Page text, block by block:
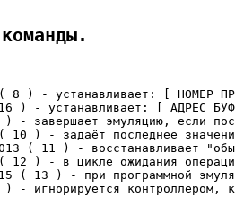
8 ) - устанавливает: [ НОМЕР
) - устанавливает: [ АДРЕС
завершает эмуляцию, если
( 10 ) - задаёт последнее
013 ( 11 ) - восстанавливает
( 12 ) - в цикле ожидания
( 13 ) - при программной
игнорируется контроллером,